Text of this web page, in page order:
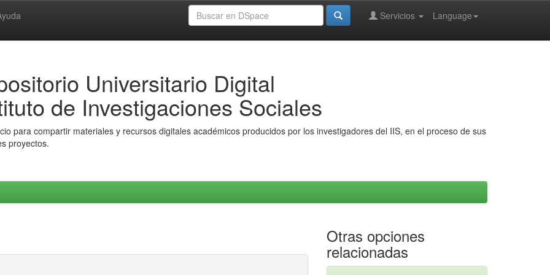
Language
Servicios
Universitario Digital
de Investigaciones Sociales
para compartir materiales y recursos digitales académicos producidos por los investigadores del IIS, en el proceso de sus
proyectos.
Otras opciones
relacionadas